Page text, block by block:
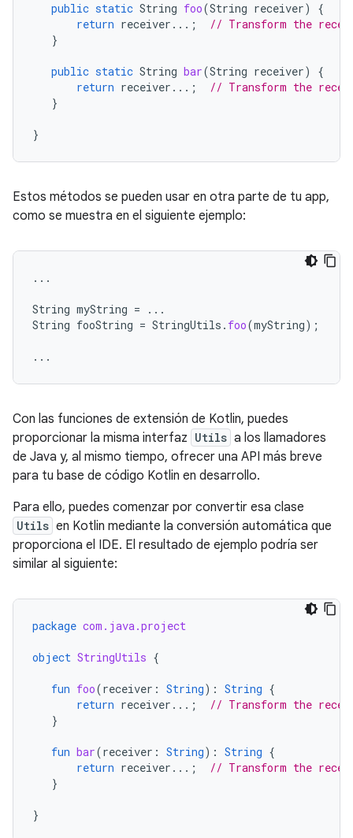
public static String foo(String receiver)
{
return receiver ...;
// Transform the
}
public static String bar(String receiver)
{
return receiver ...;
// Transform the
}
}
Estos métodos se pueden usar en otra parte de tu app,
como se muestra en el siguiente ejemplo:
...
String myString =
...
String fooString = StringUtils . foo(myString);
...
Con las funciones de extensión de Kotlin, puedes
proporcionar la misma interfaz Utils a los llamadores
de Java y, al mismo tiempo, ofrecer una API más breve
para tu base de código Kotlin en desarrollo.
Para ello, puedes comenzar por convertir esa clase
Utils en Kotlin mediante la conversión automática que
proporciona el IDE. El resultado de ejemplo podría ser
similar al siguiente:
package com.java.project
object StringUtils {
fun foo(receiver : String): String {
return receiver ...;
// Transform the
}
fun bar(receiver : String): String {
return receiver ...;
// Transform the
}
}